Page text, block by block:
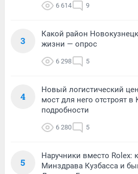
6 614 9
3
Какой район
жизни — опрос
6 298 5
4
Новый логистический
мост для него отстроят в
подробности
6 280 5
5
Наручники вместо Rolex:
Минздрава Кузбасса и